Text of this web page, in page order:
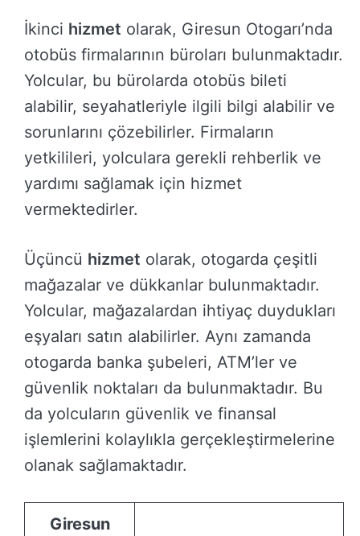
İkinci hizmet olarak, Giresun Otogarı’nda
otobüs firmalarının büroları bulunmaktadır.
Yolcular, bu bürolarda otobüs bileti
alabilir, seyahatleriyle ilgili bilgi alabilir ve
sorunlarını çözebilirler. Firmaların
yetkilileri, yolculara gerekli rehberlik ve
yardımı sağlamak için hizmet
vermektedirler.
Üçüncü hizmet olarak, otogarda çeşitli
mağazalar ve dükkanlar bulunmaktadır.
Yolcular, mağazalardan ihtiyaç duydukları
eşyaları satın alabilirler. Aynı zamanda
otogarda banka şubeleri, ATM’ler ve
güvenlik noktaları da bulunmaktadır. Bu
da yolcuların güvenlik ve finansal
işlemlerini kolaylıkla gerçekleştirmelerine
olanak sağlamaktadır.
Giresun